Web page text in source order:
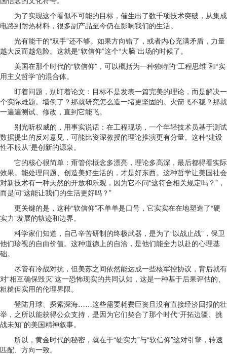
为了实现这个看似不可能的目标，催生出了数千项技术突破，从集成
电路到耐热材料，很多副产品至今仍在影响我们的生活。
光有能干的“双手”还不够。如果方向错了，或者内心充满矛盾，力量
越大反而越危险。这就是“软信仰”这个“大脑”出场的时候了。
美国在那个时代的“软信仰”，可以概括为一种独特的“工程思维”和“实
用主义哲学”的混合体。
盯着问题，别盯着论文：目标不是发表一篇完美的理论，而是解决一
个实际难题。墙倒了？那就研究怎么造一堵更坚固的。火箭飞不稳？那就
一遍遍测试、修改，直到它能飞。
别光听权威的，用事实说话：在工程现场，一个年轻技术员基于测试
数据提出的反对意见，可能比资深教授的理论推演更有分量。这种“建设
性不服从”是创新的源泉。
它的核心很简单：甭管你概念多漂亮，理论多高深，最后都得看实际
效果。能处理问题、创造美好生活的，才是好东西。这种哲学让美国社会
对新技术有一种天然的开放和乐观，因为它不问“这符合相关规定吗？”，
而是问“这能让我们的生活更好吗？”
更关键的是，这种“软信仰”不单单是口号，它实实在在地塑造了“硬
实力”发展的轨迹和边界。
科学家们知道，自己辛苦研制的终极武器，是为了“以战止战”，保卫
他们珍视的自由价值。这种道德上的自洽，是他们能全力以赴的心理基
础。
尽管有冷战对抗，但美苏之间依然能达成一些核军控协议，背后就有
对“相互确保毁灭”这一恐怖现实的共同认知，这是一种基于后果评估的、
粗糙但实用的伦理界限。
登陆月球、探索深海……这些需要耗费巨资且没有直接经济回报的壮
举，之所以能获得公众支持，是因为它们契合了那个时代“开拓边疆、挑
战未知”的美国精神叙事。
所以，黄金时代的秘密，就在于“硬实力”与“软信仰”这对引擎，转速
匹配、方向一致。